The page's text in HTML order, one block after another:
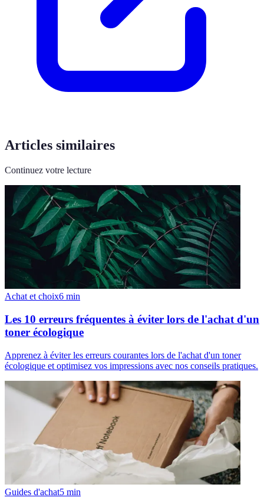
Articles similaires
Continuez votre lecture
Achat et choix6 min
Les 10 erreurs fréquentes à éviter lors de l'achat d'un
toner écologique
Apprenez à éviter les erreurs courantes lors de l'achat d'un toner
écologique et optimisez vos impressions avec nos conseils pratiques.
Guides d'achat5 min